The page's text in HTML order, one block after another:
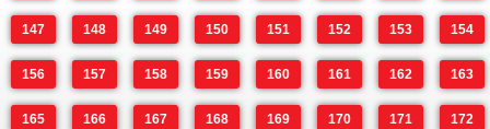
147 148 149 150 151 152 153 154
156 157 158 159 160 161 162 163
165 166 167 168 169 170 171 172